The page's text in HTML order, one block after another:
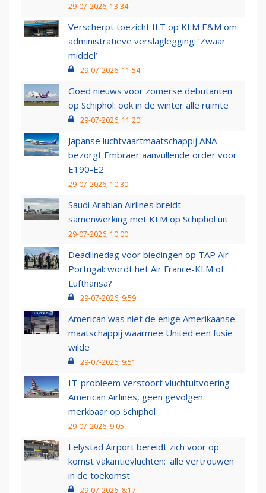
29-07-2026, 13:34
Verscherpt toezicht ILT op KLM E&M om
administratieve verslaglegging: ‘Zwaar
middel’
29-07-2026, 11:54
Goed nieuws voor zomerse debutanten
op Schiphol: ook in de winter alle ruimte
29-07-2026, 11:20
Japanse luchtvaartmaatschappij ANA
bezorgt Embraer aanvullende order voor
E190-E2
29-07-2026, 10:30
Saudi Arabian Airlines breidt
samenwerking met KLM op Schiphol uit
29-07-2026, 10:00
Deadlinedag voor biedingen op TAP Air
Portugal: wordt het Air France-KLM of
Lufthansa?
29-07-2026, 9:59
American was niet de enige Amerikaanse
maatschappij waarmee United een fusie
wilde
29-07-2026, 9:51
IT-probleem verstoort vluchtuitvoering
American Airlines, geen gevolgen
merkbaar op Schiphol
29-07-2026, 9:05
Lelystad Airport bereidt zich voor op
komst vakantievluchten: 'alle vertrouwen
in de toekomst'
29-07-2026, 8:17